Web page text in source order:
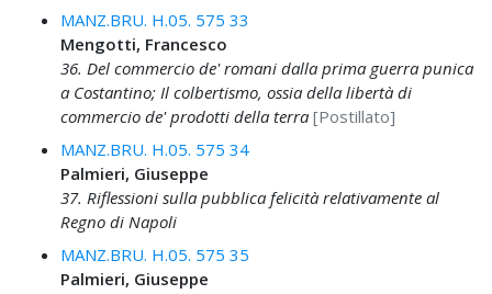
MANZ.BRU. H.05. 575 33
Mengotti, Francesco
36. Del commercio de' romani dalla prima guerra punica
a Costantino; Il colbertismo, ossia della libertà di
commercio de' prodotti della terra [Postillato]
MANZ.BRU. H.05. 575 34
Palmieri, Giuseppe
37. Riflessioni sulla pubblica felicità relativamente al
Regno di Napoli
MANZ.BRU. H.05. 575 35
Palmieri, Giuseppe